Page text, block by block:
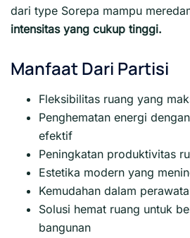
dari type Sorepa mampu
intensitas yang cukup tinggi.
Manfaat Dari Partisi
Fleksibilitas ruang yang
Penghematan energi
efektif
Peningkatan produktivitas
Estetika modern yang
Kemudahan dalam
Solusi hemat ruang untuk
bangunan